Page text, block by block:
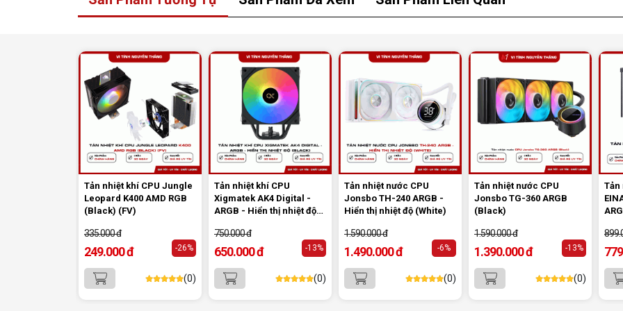
4.Quạt ARGB chất lượng cao
Ba quạt 120mm với vòng bi S-FDB V2vận hành
êm ái, lưu lượng gió lên đến 207 CFM cùng áp
suất gió2.87 mm H2O
, tạo luồng không khí
mạnh mẽ nhưng vẫn giữ được độ ồn ở mức thấp
(27 dBA).
5.Hiệu ứng ánh sáng nổi bật
Tản nhiệt khí CPU Jungle
Leopard K400 AMD RGB
(Black) (FV)
335.000 đ
249.000 đ -26%
(0)
Tản nhiệt khí CPU
Xigmatek AK4 Digital -
ARGB - Hiển thị nhiệt độ
750.000 đ
650.000 đ -13%
(0)
Tản nhiệt nước CPU
Jonsbo TH-240 ARGB -
Hiển thị nhiệt độ (White)
1.590.000 đ
1.490.000 đ -6%
(0)
Tản nhiệt nước CPU
Jonsbo TG-360 ARGB
(Black)
1.590.000 đ
1.390.000 đ -13%
(0)
Tản